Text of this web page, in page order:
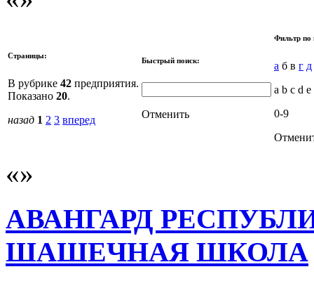
Страницы:
В рубрике 42 предприятия.
Показано 20.
назад 1 2 3 вперед
Быстрый поиск:
Отменить
Фильтр по
а б в г д
a b c d
0-9
АВАНГАРД
ШАШЕЧНАЯ ШКОЛА